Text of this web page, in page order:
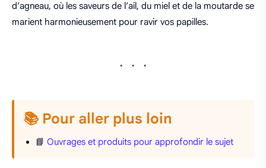
d’agneau, où les saveurs de l’ail, du miel et de la moutarde se
marient harmonieusement pour ravir vos papilles.
📚 Pour aller plus loin
📘 Ouvrages et produits pour approfondir le sujet